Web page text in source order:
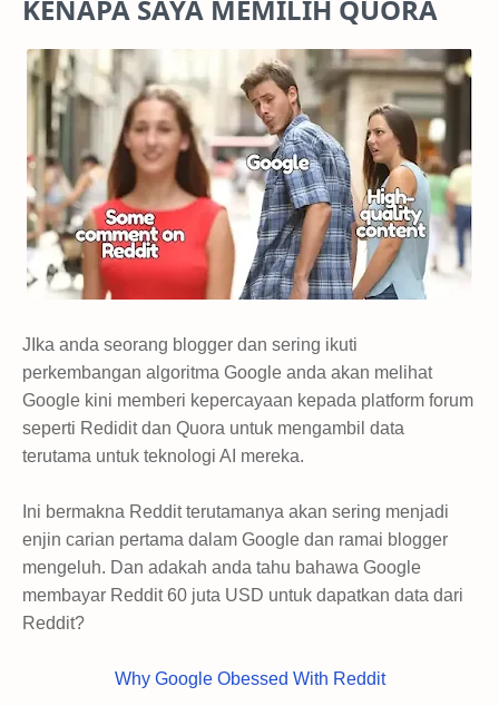
KENAPA SAYA MEMILIH QUORA
JIka anda seorang blogger dan sering ikuti
perkembangan algoritma Google anda akan melihat
Google kini memberi kepercayaan kepada platform forum
seperti Redidit dan Quora untuk mengambil data
terutama untuk teknologi AI mereka.
Ini bermakna Reddit terutamanya akan sering menjadi
enjin carian pertama dalam Google dan ramai blogger
mengeluh. Dan adakah anda tahu bahawa Google
membayar Reddit 60 juta USD untuk dapatkan data dari
Reddit?
Why Google Obessed With Reddit